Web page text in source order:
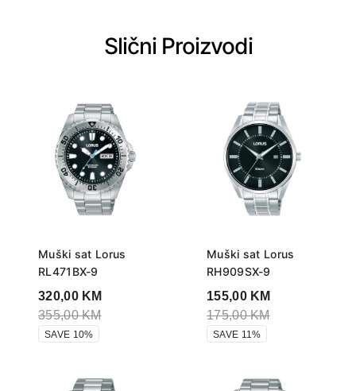
Slični Proizvodi
Muški sat Lorus
RL471BX-9
320,00 KM
355,00KM
SAVE 10%
Muški sat Lorus
RH909SX-9
155,00 KM
175,00KM
SAVE 11%